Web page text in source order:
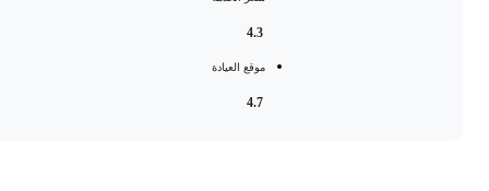
موقع العيادة